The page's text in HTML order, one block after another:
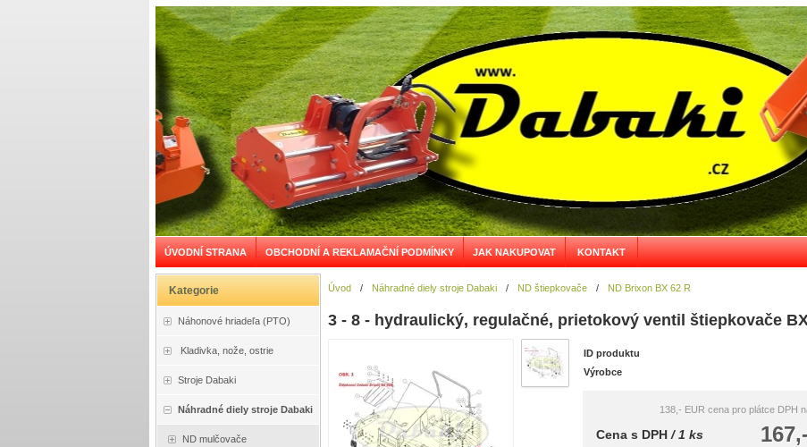
ÚVODNÍ STRANA OBCHODNÍ A REKLAMAČNÍ PODMÍNKY JAK NAKUPOVAT KONTAKT
Kategorie
Náhonové hriadeľa (PTO)
Kladivka, nože, ostrie
Stroje Dabaki
Náhradné diely stroje Dabaki
ND mulčovače
Úvod / Náhradné diely stroje Dabaki / ND štiepkovače / ND Brixon BX 62 R
3 - 8 - hydraulický, regulačné, prietokový ventil štiepkovače
ID produktu
Výrobce
138,- EUR cena pro plátce DPH
Cena s DPH / 1 ks